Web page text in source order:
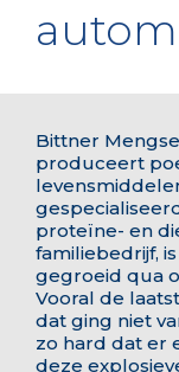
Bittner
produceert
proteïne- en
familiebedrijf,
gegroeid qua
Vooral de
dat ging niet
zo hard dat er
deze